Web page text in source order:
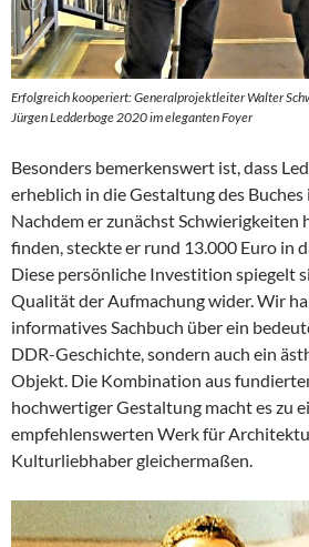
Erfolgreich kooperiert: Generalprojektleiter Walter
Jürgen Ledderboge 2020 im eleganten Foyer
Besonders bemerkenswert ist, dass
erheblich in die Gestaltung des
Nachdem er zunächst Schwierigkeiten
finden, steckte er rund 13.000 Euro in
Diese persönliche Investition spiegelt
Qualität der Aufmachung wider. Wir
informatives Sachbuch über ein
DDR-Geschichte, sondern auch ein
Objekt. Die Kombination aus
hochwertiger Gestaltung macht es zu
empfehlenswerten Werk für
Kulturliebhaber gleichermaßen.